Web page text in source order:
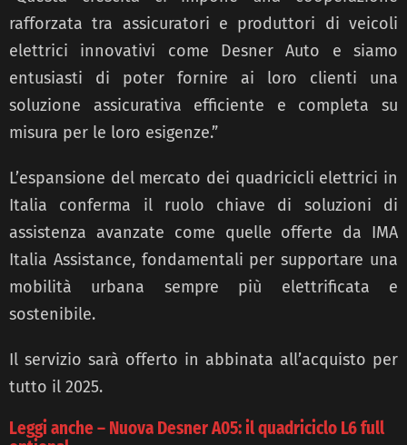
rafforzata tra assicuratori e produttori di veicoli
elettrici innovativi come Desner Auto e siamo
entusiasti di poter fornire ai loro clienti una
soluzione assicurativa efficiente e completa su
misura per le loro esigenze.”
L’espansione del mercato dei quadricicli elettrici in
Italia conferma il ruolo chiave di soluzioni di
assistenza avanzate come quelle offerte da IMA
Italia Assistance, fondamentali per supportare una
mobilità urbana sempre più elettrificata e
sostenibile.
Il servizio sarà offerto in abbinata all’acquisto per
tutto il 2025.
Leggi anche – Nuova Desner A05: il quadriciclo L6 full